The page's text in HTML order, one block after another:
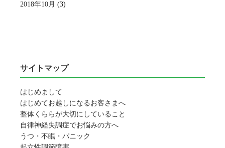
2018年10月 (3)
サイトマップ
はじめまして
はじめてお越しになるお客さまへ
整体くららが大切にしていること
自律神経失調症でお悩みの方へ
うつ・不眠・パニック